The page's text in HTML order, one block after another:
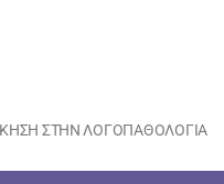
ΣΤΗΝ ΛΟΓΟΠΑΘΟΛΟΓΙΑ